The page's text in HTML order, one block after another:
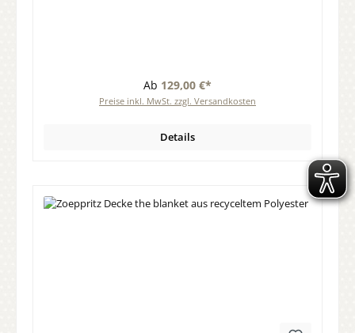
Ab 129,00 €*
Preise inkl. MwSt. zzgl. Versandkosten
Details